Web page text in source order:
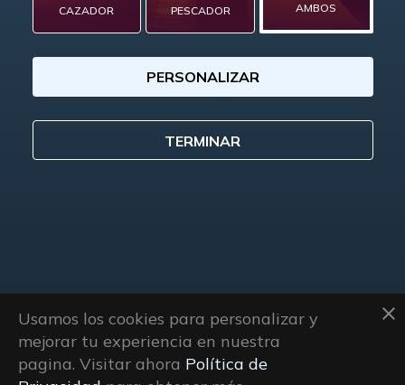
CAZADOR PESCADOR AMBOS
PERSONALIZAR
TERMINAR
Usamos los cookies para personalizar y
mejorar tu experiencia en nuestra
pagina. Visitar ahora Política de
clear